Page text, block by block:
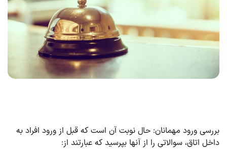
ورود مهمانان: حال نوبت آن است که قبل از ورود افراد به
اتاق، سوالاتی را از آنها بپرسید که عبارتند از: